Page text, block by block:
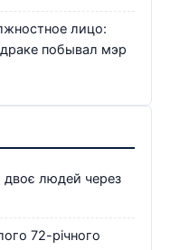
лицо:
побывал мэр
двоє людей через
72-річного